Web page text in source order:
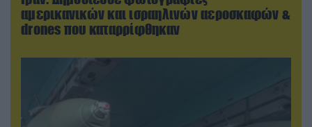
αμερικανικών και ισραηλινών αεροσκαφών &
drones που καταρρίφθηκαν